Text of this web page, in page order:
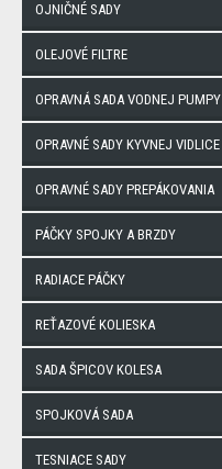
OJNIČNÉ SADY
OLEJOVÉ FILTRE
OPRAVNÁ SADA VODNEJ PUMPY
OPRAVNÉ SADY KYVNEJ VIDLICE
OPRAVNÉ SADY PREPÁKOVANIA
PÁČKY SPOJKY A BRZDY
RADIACE PÁČKY
REŤAZOVÉ KOLIESKA
SADA ŠPICOV KOLESA
SPOJKOVÁ SADA
TESNIACE SADY